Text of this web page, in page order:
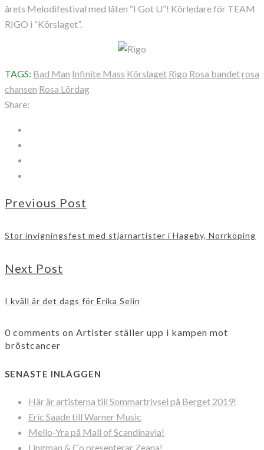
årets Melodifestival med låten “I Got U”! Körledare för TEAM
RIGO i “Körslaget”.
TAGS: Bad Man Infinite Mass Körslaget Rigo Rosa bandetrosa
chansen Rosa Lördag
Share:
Previous Post
Stor invigningsfest med stjärnartister i Hageby, Norrköping
Next Post
I kväll är det dags för Erika Selin
0 comments on Artister ställer upp i kampen mot
bröstcancer
SENASTE INLÄGGEN
Här är artisterna till Sommartrivsel på Berget 2019!
Eric Saade till Warner Music
Mello-Yra på Mall of Scandinavia!
Lingman & Co presenterar Zeana!